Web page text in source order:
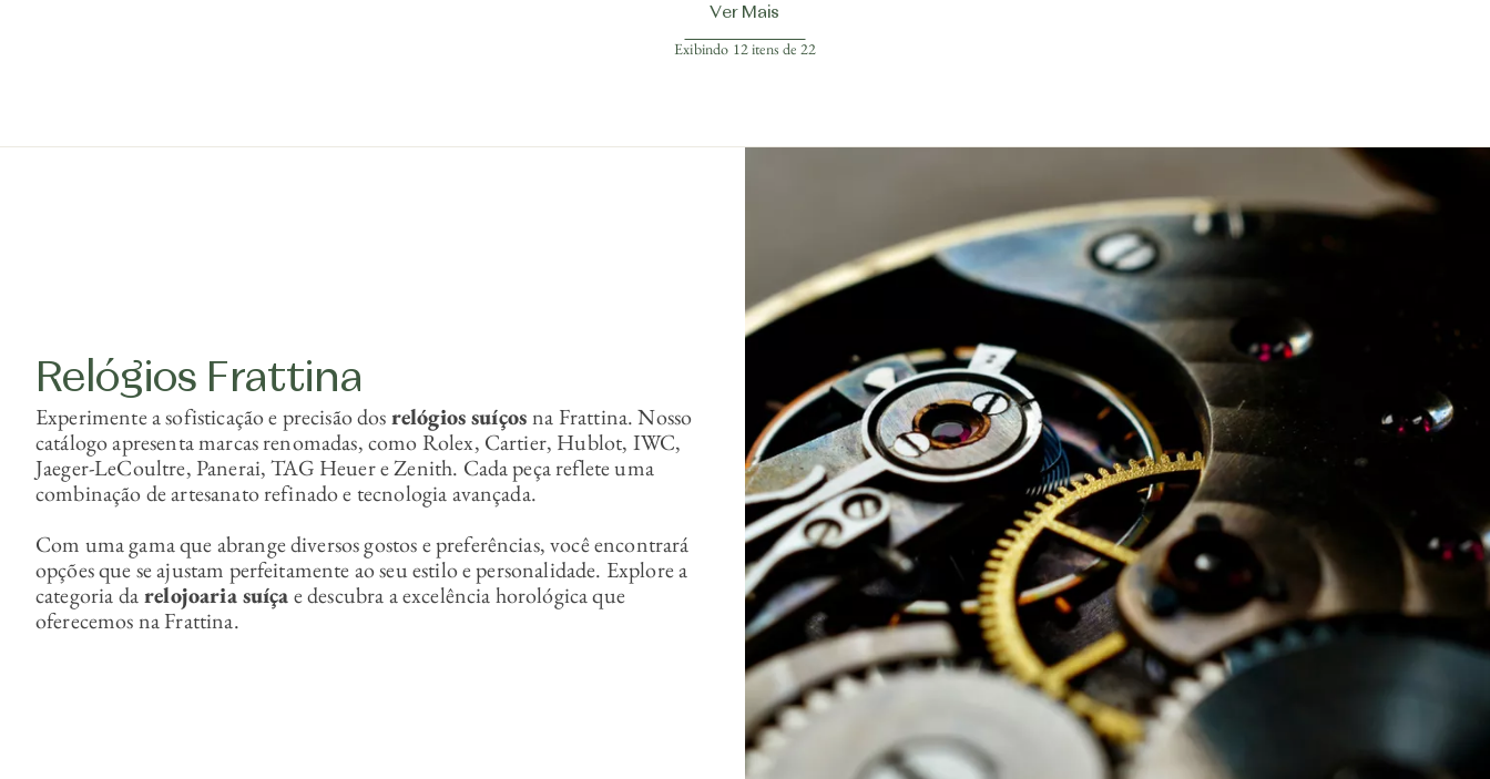
Ver Mais
Exibindo 12itens de 22
Relógios Frattina
Experimente a sofisticação e precisão dosrelógios suíçosna Frattina. Nosso
catálogo apresenta marcas renomadas, como Rolex, Cartier, Hublot, IWC,
Jaeger-LeCoultre, Panerai, TAG Heuer e Zenith. Cada peça reflete uma
combinação de artesanato refinado e tecnologia avançada.
Com uma gama que abrange diversos gostos e preferências, você encontrará
opções que se ajustam perfeitamente ao seu estilo e personalidade. Explore a
categoria darelojoaria suíçae descubra a excelência horológica que
oferecemos na Frattina.